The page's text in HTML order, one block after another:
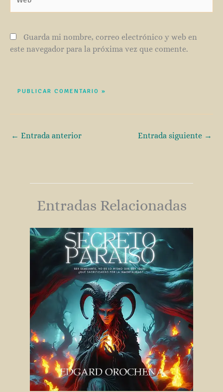
Guarda mi nombre, correo electrónico y web en
este navegador para la próxima vez que comente.
← Entrada anterior Entrada siguiente →
Entradas Relacionadas